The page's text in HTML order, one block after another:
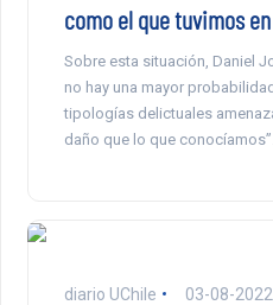
como el que tuvimos
Sobre esta situación, Daniel
no hay una mayor
tipologías delictuales
daño que lo que conocíamos”.
diario UChile 03-08-2022